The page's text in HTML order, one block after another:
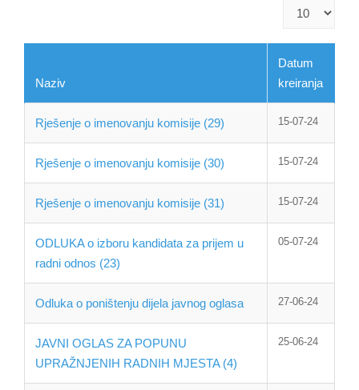
Prikaz
Naziv
Datum
kreiranja
Rješenje o imenovanju komisije (29) 15-07-24
Rješenje o imenovanju komisije (30) 15-07-24
Rješenje o imenovanju komisije (31) 15-07-24
ODLUKA o izboru kandidata za prijem u
radni odnos (23)
05-07-24
Odluka o poništenju dijela javnog oglasa 27-06-24
JAVNI OGLAS ZA POPUNU
UPRAŽNJENIH RADNIH MJESTA (4)
25-06-24